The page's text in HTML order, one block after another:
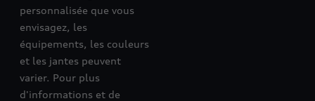
personnalisée que vous
envisagez, les
équipements, les couleurs
et les jantes peuvent
varier. Pour plus
d'informations et de